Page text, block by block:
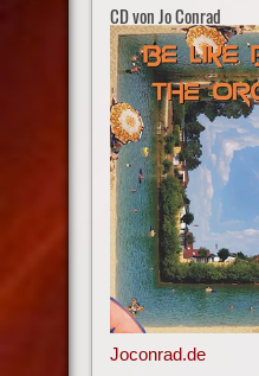
CD von Jo Conrad
Joconrad.de